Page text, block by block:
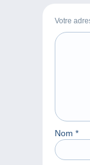
Votre
Nom *